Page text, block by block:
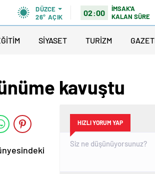
DÜZCE
26° AÇIK 02:00
İMSAK'A
KALAN SÜRE
SİYASET TURİZM
kavuştu
HIZLI YORUM YAP